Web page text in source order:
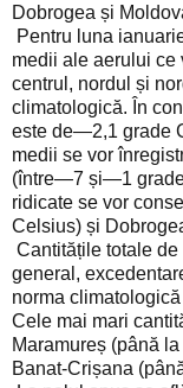
Dobrogea și
Pentru luna
medii ale aerului ce
centrul, nordul și
climatologică. În
este de—2,1 grade
medii se vor
(între—7 și—1 grade
ridicate se vor
Celsius) și
Cantitățile totale
general,
norma
Cele mai mari
Maramureș (până
Banat-Crișana